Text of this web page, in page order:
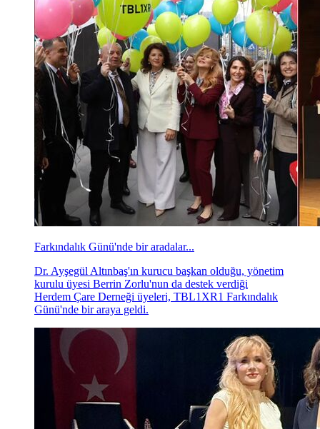
Farkındalık Günü'nde bir aradalar...
Dr. Ayşegül Altınbaş'ın kurucu başkan olduğu, yönetim
kurulu üyesi Berrin Zorlu'nun da destek verdiği
Herdem Çare Derneği üyeleri, TBL1XR1 Farkındalık
Günü'nde bir araya geldi.